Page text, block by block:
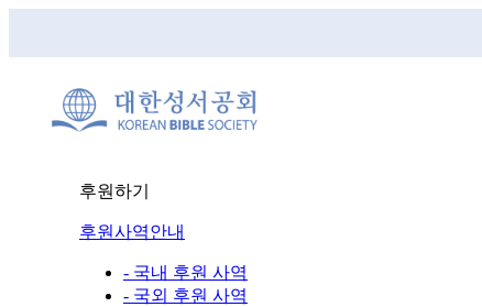
후원하기
후원사역안내
- 국내 후원 사역
- 국외 후원 사역